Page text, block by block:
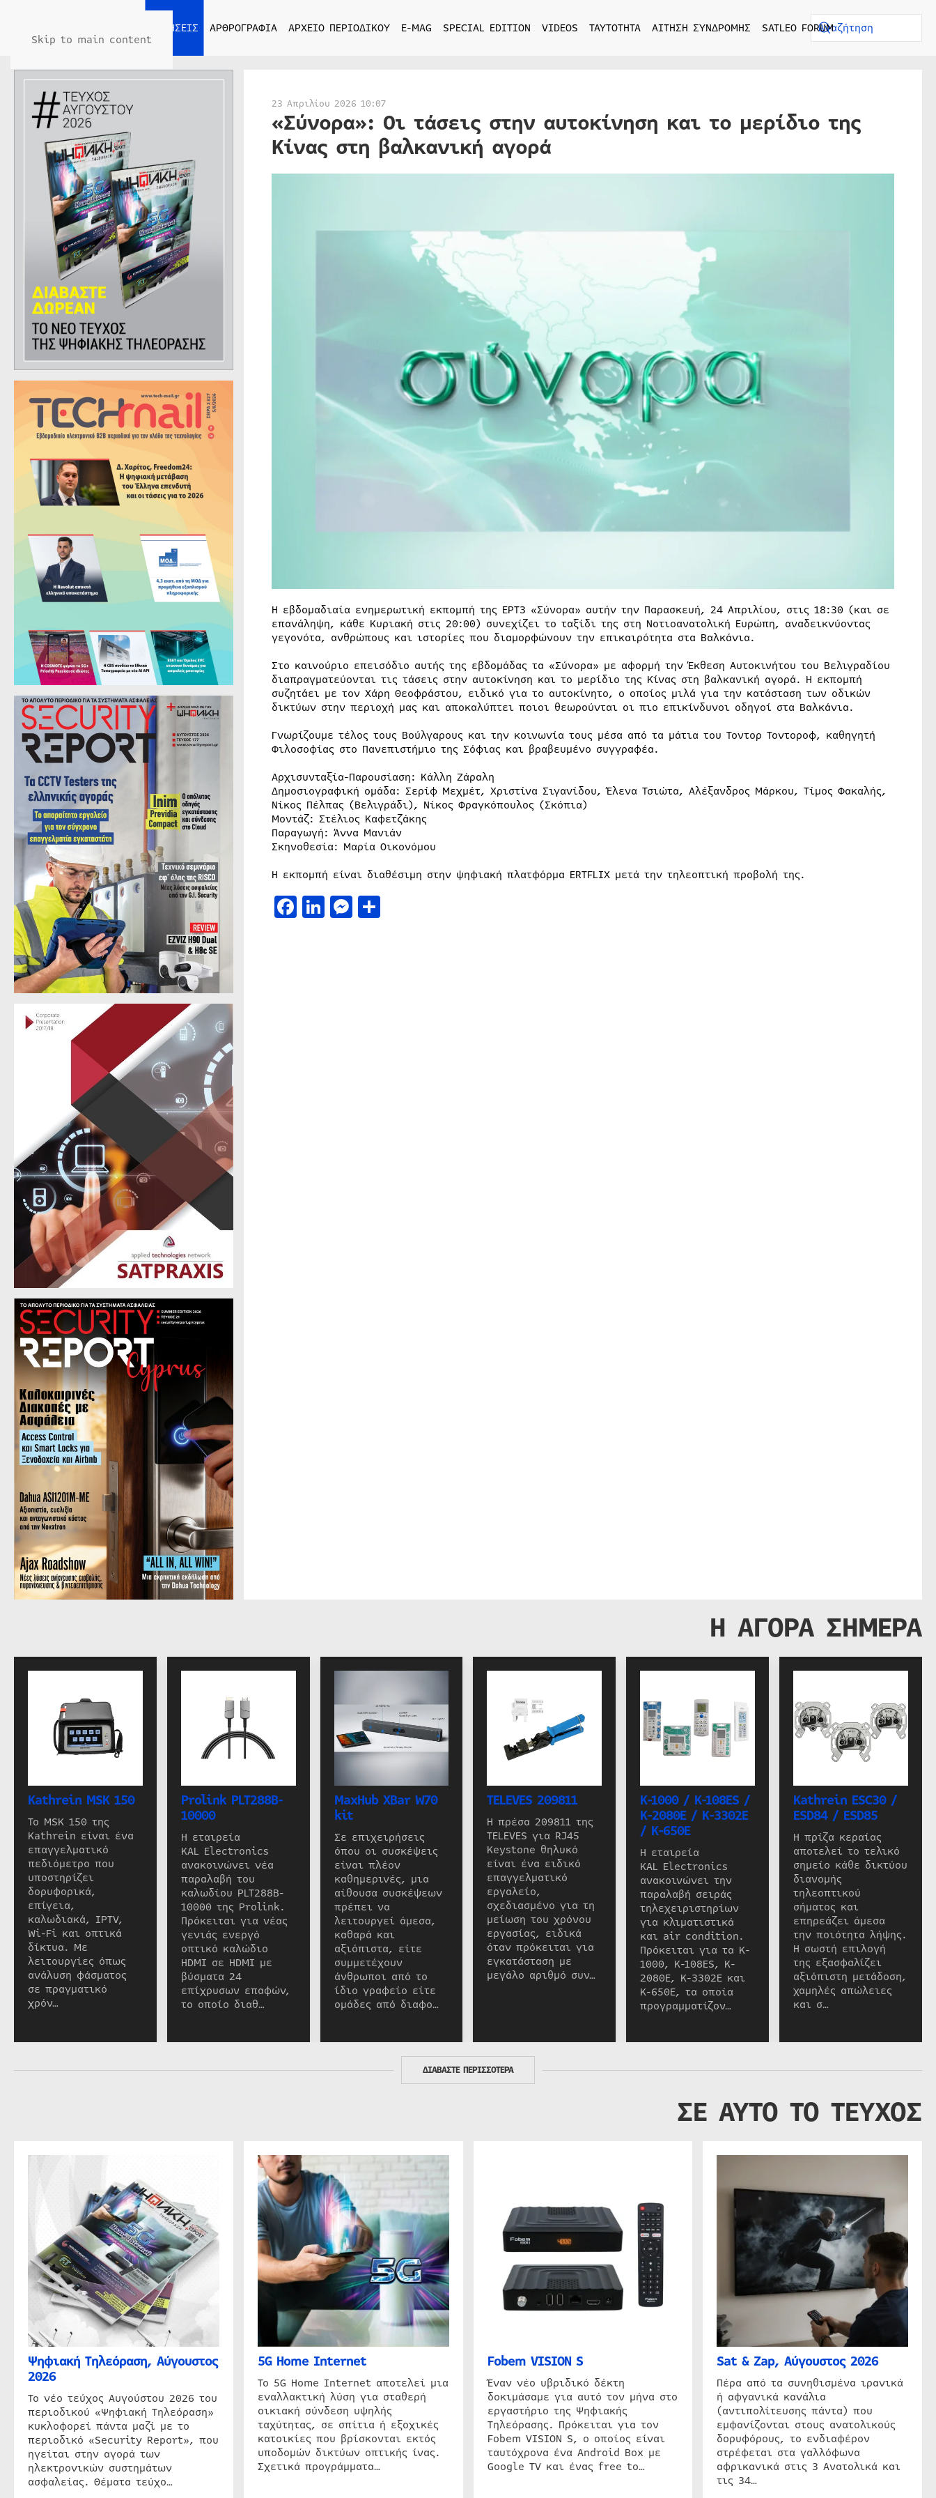
Skip to main content
ΕΙΔΗΣΕΙΣ ΑΡΘΡΟΓΡΑΦΙΑ ΑΡΧΕΙΟ ΠΕΡΙΟΔΙΚΟΥ E-MAG SPECIAL EDITION VIDEOS ΤΑΥΤΟΤΗΤΑ ΑΙΤΗΣΗ ΣΥΝΔΡΟΜΗΣ SATLEO FORUM
23 Απριλίου 2026 10:07
«Σύνορα»: Οι τάσεις στην αυτοκίνηση και το μερίδιο της
Κίνας στη βαλκανική αγορά
Η εβδομαδιαία ενημερωτική εκπομπή της ΕΡΤ3 «Σύνορα» αυτήν την Παρασκευή, 24 Απριλίου, στις 18:30 (και σε
επανάληψη, κάθε Κυριακή στις 20:00) συνεχίζει το ταξίδι της στη Νοτιοανατολική Ευρώπη, αναδεικνύοντας
γεγονότα, ανθρώπους και ιστορίες που διαμορφώνουν την επικαιρότητα στα Βαλκάνια.
Στο καινούριο επεισόδιο αυτής της εβδομάδας τα «Σύνορα» με αφορμή την Έκθεση Αυτοκινήτου του Βελιγραδίου
διαπραγματεύονται τις τάσεις στην αυτοκίνηση και το μερίδιο της Κίνας στη βαλκανική αγορά. Η εκπομπή
συζητάει με τον Χάρη Θεοφράστου, ειδικό για το αυτοκίνητο, ο οποίος μιλά για την κατάσταση των οδικών
δικτύων στην περιοχή μας και αποκαλύπτει ποιοι θεωρούνται οι πιο επικίνδυνοι οδηγοί στα Βαλκάνια.
Γνωρίζουμε τέλος τους Βούλγαρους και την κοινωνία τους μέσα από τα μάτια του Τοντορ Τοντοροφ, καθηγητή
Φιλοσοφίας στο Πανεπιστήμιο της Σόφιας και βραβευμένο συγγραφέα.
Αρχισυνταξία-Παρουσίαση: Κάλλη Ζάραλη
Δημοσιογραφική ομάδα: Σερίφ Μεχμέτ, Χριστίνα Σιγανίδου, Έλενα Τσιώτα, Αλέξανδρος Μάρκου, Τίμος Φακαλής,
Νίκος Πέλπας (Βελιγράδι), Νίκος Φραγκόπουλος (Σκόπια)
Μοντάζ: Στέλιος Καφετζάκης
Παραγωγή: Άννα Μανιάν
Σκηνοθεσία: Μαρία Οικονόμου
Η εκπομπή είναι διαθέσιμη στην ψηφιακή πλατφόρμα ERTFLIX μετά την τηλεοπτική προβολή της.
Facebook
LinkedIn
Messenger
Μοιραστείτε
Η ΑΓΟΡΑ ΣΗΜΕΡΑ
Kathrein MSK 150
Το MSK 150 της
Kathrein είναι ένα
επαγγελματικό
πεδιόμετρο που
υποστηρίζει
δορυφορικά,
επίγεια,
καλωδιακά, IPTV,
Wi-Fi και οπτικά
δίκτυα. Με
λειτουργίες όπως
ανάλυση φάσματος
σε πραγματικό
χρόν…
Prolink PLT288B-
10000
Η εταιρεία
KAL Electronics
ανακοινώνει νέα
παραλαβή του
καλωδίου PLT288B-
10000 της Prolink.
Πρόκειται για νέας
γενιάς ενεργό
οπτικό καλώδιο
HDMI σε HDMI με
βύσματα 24
επίχρυσων επαφών,
το οποίο διαθ…
MaxHub XBar W70
kit
Σε επιχειρήσεις
όπου οι συσκέψεις
είναι πλέον
καθημερινές, μια
αίθουσα συσκέψεων
πρέπει να
λειτουργεί άμεσα,
καθαρά και
αξιόπιστα, είτε
συμμετέχουν
άνθρωποι από το
ίδιο γραφείο είτε
ομάδες από διαφο…
TELEVES 209811
Η πρέσα 209811 της
TELEVES για RJ45
Keystone θηλυκό
είναι ένα ειδικό
επαγγελματικό
εργαλείο,
σχεδιασμένο για τη
μείωση του χρόνου
εργασίας, ειδικά
όταν πρόκειται για
εγκατάσταση με
μεγάλο αριθμό συν…
K-1000 / K-108ES /
K-2080E / K-3302E
/ K-650E
Η εταιρεία
KAL Electronics
ανακοινώνει την
παραλαβή σειράς
τηλεχειριστηρίων
για κλιματιστικά
και air condition.
Πρόκειται για τα K-
1000, K-108ES, K-
2080E, K-3302E και
K-650E, τα οποία
προγραμματίζον…
Kathrein ESC30 /
ESD84 / ESD85
Η πρίζα κεραίας
αποτελεί το τελικό
σημείο κάθε δικτύου
διανομής
τηλεοπτικού
σήματος και
επηρεάζει άμεσα
την ποιότητα λήψης.
Η σωστή επιλογή
της εξασφαλίζει
αξιόπιστη μετάδοση,
χαμηλές απώλειες
και σ…
ΔΙΑΒΑΣΤΕ ΠΕΡΙΣΣΟΤΕΡΑ
ΣΕ ΑΥΤΟ ΤΟ ΤΕΥΧΟΣ
Ψηφιακή Τηλεόραση, Αύγουστος
2026
Το νέο τεύχος Αυγούστου 2026 του
περιοδικού «Ψηφιακή Τηλεόραση»
κυκλοφορεί πάντα μαζί με το
περιοδικό «Security Report», που
ηγείται στην αγορά των
ηλεκτρονικών συστημάτων
ασφαλείας. Θέματα τεύχο…
5G Home Internet
Το 5G Home Internet αποτελεί μια
εναλλακτική λύση για σταθερή
οικιακή σύνδεση υψηλής
ταχύτητας, σε σπίτια ή εξοχικές
κατοικίες που βρίσκονται εκτός
υποδομών δικτύων οπτικής ίνας.
Σχετικά προγράμματα…
Fobem VISION S
Έναν νέο υβριδικό δέκτη
δοκιμάσαμε για αυτό τον μήνα στο
εργαστήριο της Ψηφιακής
Τηλεόρασης. Πρόκειται για τον
Fobem VISION S, ο οποίος είναι
ταυτόχρονα ένα Android Box με
Google TV και ένας free to…
Sat & Zap, Αύγουστος 2026
Πέρα από τα συνηθισμένα ιρανικά
ή αφγανικά κανάλια
(αντιπολίτευσης πάντα) που
εμφανίζονται στους ανατολικούς
δορυφόρους, το ενδιαφέρον
στρέφεται στα γαλλόφωνα
αφρικανικά στις 3 Ανατολικά και
τις 34…